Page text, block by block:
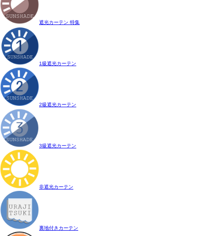
遮光カーテン 特集
1級遮光カーテン
2級遮光カーテン
3級遮光カーテン
非遮光カーテン
裏地付きカーテン